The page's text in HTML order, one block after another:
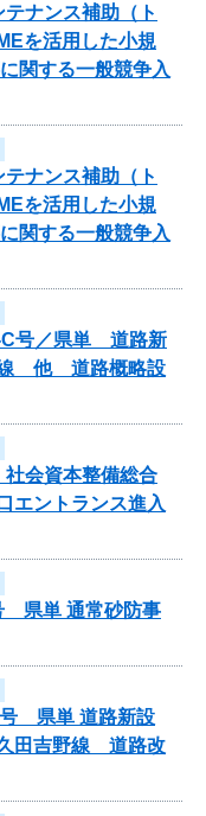
ナンス補助（ト
を活用した小規
関する一般競争入
ナンス補助（ト
を活用した小規
関する一般競争入
C号／県単 道路新
線 他 道路概略設
会資本整備総合
エントランス進入
県単 通常砂防事
号 県単 道路新設
田吉野線 道路改